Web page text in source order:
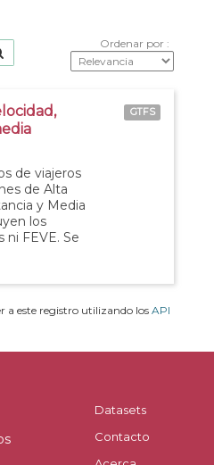
Ordenar por
de viajeros
de Alta
y Media
los
ni FEVE. Se
GTFS
a este registro utilizando los API
Datasets
Contacto